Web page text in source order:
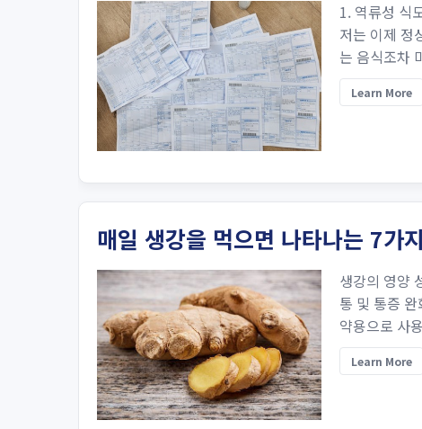
1. 역류성 식
저는 이제 정
는 음식조차
Learn More
매일 생강을 먹으면 나타나는 7가
생강의 영양
통 및 통증
약용으로 사
Learn More